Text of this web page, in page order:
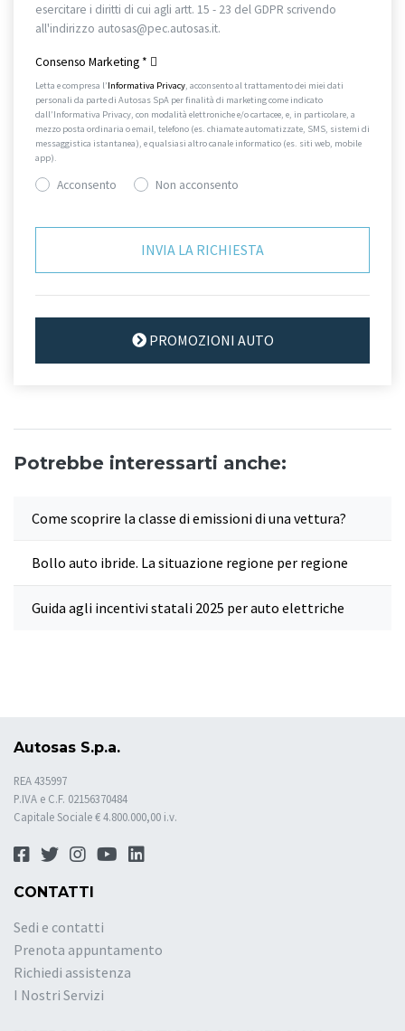
esercitare i diritti di cui agli artt. 15 - 23 del GDPR scrivendo
all'indirizzo autosas@pec.autosas.it.
Consenso Marketing *
Letta e compresa l’Informativa Privacy, acconsento al trattamento dei miei dati
personali da parte di Autosas SpA per finalità di marketing come indicato
dall’Informativa Privacy, con modalità elettroniche e/o cartacee, e, in particolare, a
mezzo posta ordinaria o email, telefono (es. chiamate automatizzate, SMS, sistemi di
messaggistica istantanea), e qualsiasi altro canale informatico (es. siti web, mobile
app).
Acconsento Non acconsento
PROMOZIONI AUTO
Potrebbe interessarti anche:
Come scoprire la classe di emissioni di una vettura?
Bollo auto ibride. La situazione regione per regione
Guida agli incentivi statali 2025 per auto elettriche
Autosas S.p.a.
REA 435997
P.IVA e C.F. 02156370484
Capitale Sociale € 4.800.000,00 i.v.
CONTATTI
Sedi e contatti
Prenota appuntamento
Richiedi assistenza
I Nostri Servizi